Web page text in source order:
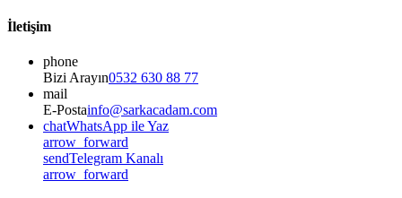
İletişim
phone
Bizi Arayın0532 630 88 77
mail
E-Postainfo@sarkacadam.com
chatWhatsApp ile Yaz
arrow_forward
sendTelegram Kanalı
arrow_forward